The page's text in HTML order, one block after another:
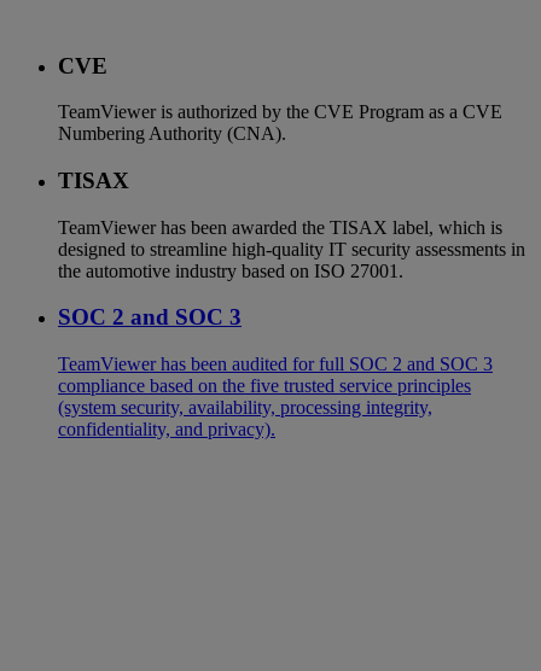
CVE
TeamViewer is authorized by the CVE Program as a CVE
Numbering Authority (CNA).
TISAX
TeamViewer has been awarded the TISAX label, which is
designed to streamline high-quality IT security assessments in
the automotive industry based on ISO 27001.
SOC 2 and SOC 3
TeamViewer has been audited for full SOC 2 and SOC 3
compliance based on the five trusted service principles
(system security, availability, processing integrity,
confidentiality, and privacy).